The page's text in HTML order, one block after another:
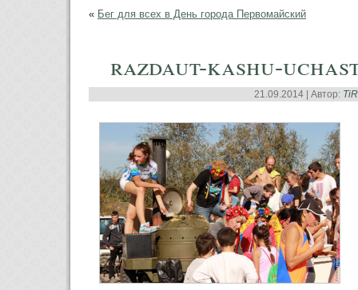
« Бег для всех в День города Первомайский
razdaut-kashu-
21.09.2014 | Автор: